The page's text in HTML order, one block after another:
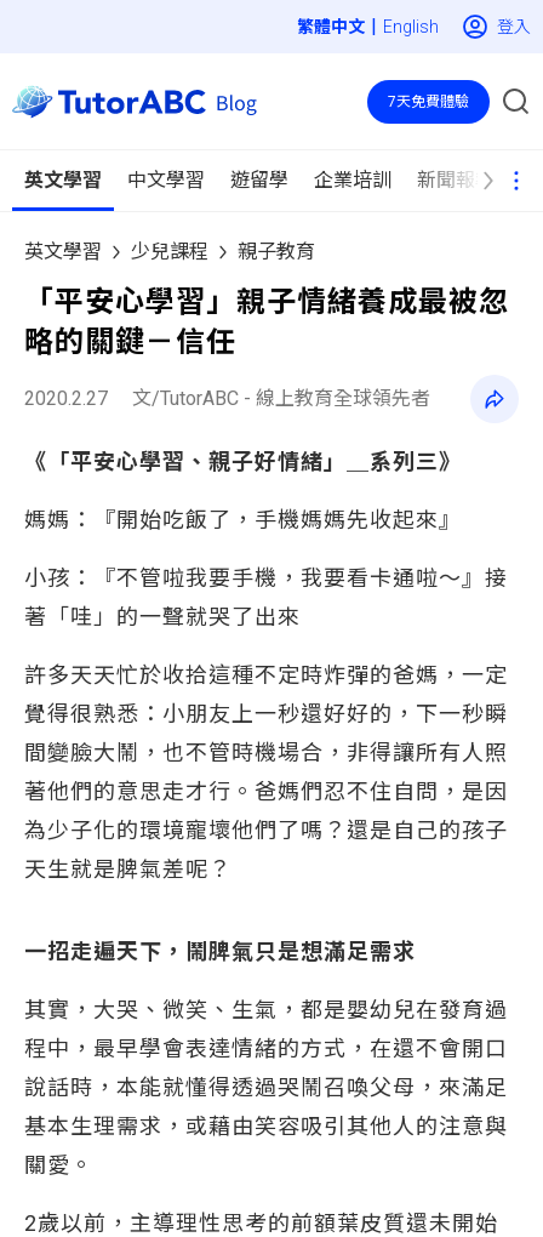
| English 登入
英文學習 中文學習 遊留學 企業培訓 新聞報導
7天免費體驗
英文學習 少兒課程 親子教育
「平安心學習」親子情緒養成最被忽
略的關鍵－信任
2020.2.27 文/TutorABC - 線上教育全球領先者
《「平安心學習、親子好情緒」＿系列三》
媽媽：『開始吃飯了，手機媽媽先收起來』
小孩：『不管啦我要手機，我要看卡通啦～』接
著「哇」的一聲就哭了出來
許多天天忙於收拾這種不定時炸彈的爸媽，一定
覺得很熟悉：小朋友上一秒還好好的，下一秒瞬
間變臉大鬧，也不管時機場合，非得讓所有人照
著他們的意思走才行。爸媽們忍不住自問，是因
為少子化的環境寵壞他們了嗎？還是自己的孩子
天生就是脾氣差呢？
一招走遍天下，鬧脾氣只是想滿足需求
其實，大哭、微笑、生氣，都是嬰幼兒在發育過
程中，最早學會表達情緒的方式，在還不會開口
說話時，本能就懂得透過哭鬧召喚父母，來滿足
基本生理需求，或藉由笑容吸引其他人的注意與
關愛。
2歲以前，主導理性思考的前額葉皮質還未開始